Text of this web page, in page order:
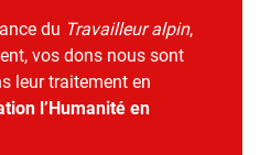
du Travailleur alpin,
vos dons nous sont
leur traitement en
l’Humanité en